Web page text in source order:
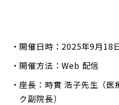
開催日時：2025年9月18
開催方法：Web 配信
座長：時實 浩子先生（医
ク副院長）